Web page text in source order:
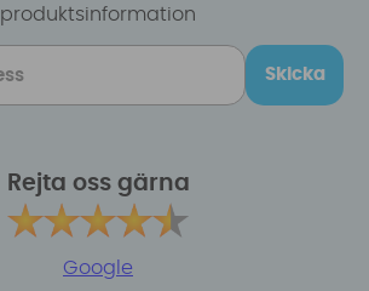
produktsinformation
Skicka
Rejta oss gärna
Google